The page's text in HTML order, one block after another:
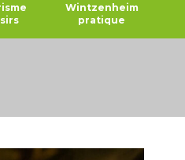
Wintzenheim
pratique